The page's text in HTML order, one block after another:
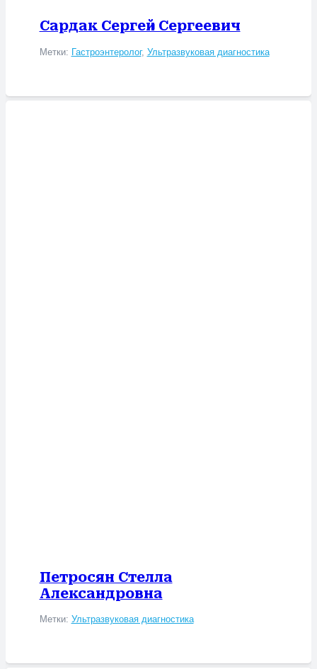
Сардак Сергей Сергеевич
Метки: Гастроэнтеролог, Ультразвуковая диагностика
Петросян Стелла
Александровна
Метки: Ультразвуковая диагностика